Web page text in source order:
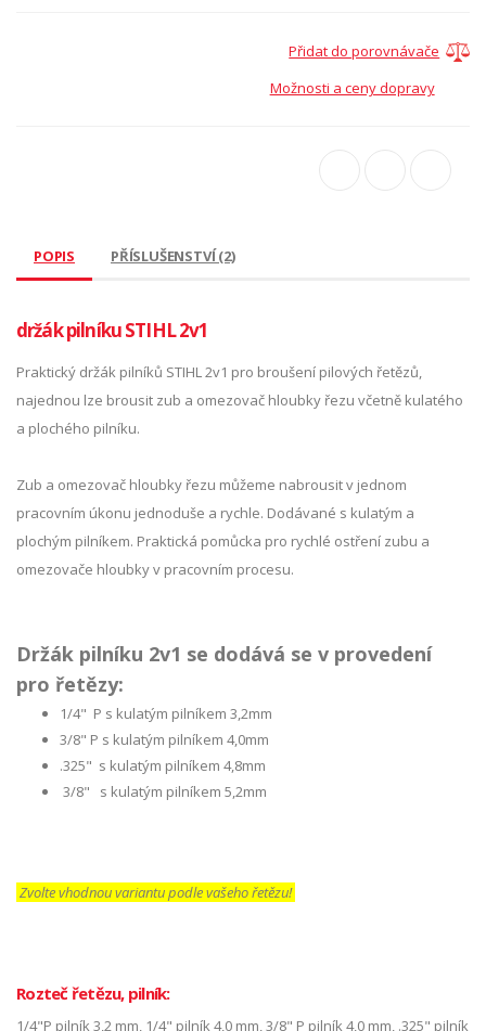
Přidat do porovnávače
Možnosti a ceny dopravy
POPIS PŘÍSLUŠENSTVÍ (2)
držák pilníku STIHL 2v1
Praktický držák pilníků STIHL 2v1 pro broušení pilových řetězů,
najednou lze brousit zub a omezovač hloubky řezu včetně kulatého
a plochého pilníku.
Zub a omezovač hloubky řezu můžeme nabrousit v jednom
pracovním úkonu jednoduše a rychle. Dodávané s kulatým a
plochým pilníkem. Praktická pomůcka pro rychlé ostření zubu a
omezovače hloubky v pracovním procesu.
Držák pilníku 2v1 se dodává se v provedení
pro řetězy:
1/4" P s kulatým pilníkem 3,2mm
3/8" P s kulatým pilníkem 4,0mm
.325" s kulatým pilníkem 4,8mm
3/8" s kulatým pilníkem 5,2mm
Zvolte vhodnou variantu podle vašeho řetězu!
Rozteč řetězu, pilník:
1/4"P pilník 3,2 mm, 1/4" pilník 4,0 mm, 3/8" P pilník 4,0 mm, .325" pilník